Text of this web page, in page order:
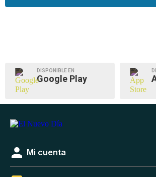
DISPONIBLE EN
Google Play
Mi cuenta